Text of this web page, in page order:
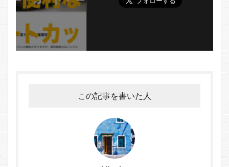
この記事を書いた人